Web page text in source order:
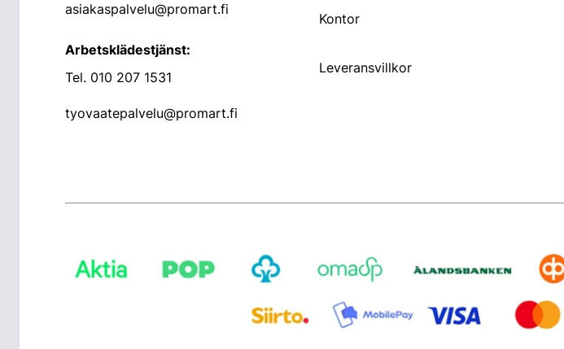
asiakaspalvelu@promart.fi
Arbetsklädestjänst:
Tel. 010 207 1531
tyovaatepalvelu@promart.fi
Kontor
Leveransvillkor